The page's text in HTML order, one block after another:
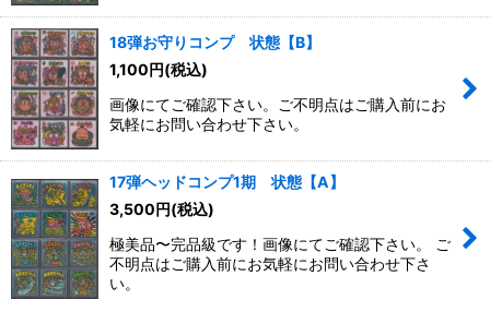
18弾お守りコンプ 状態【B】
1,100円(税込)
画像にてご確認下さい。ご不明点はご購入前にお
気軽にお問い合わせ下さい。
17弾ヘッドコンプ1期 状態【A】
3,500 円(税込)
極美品〜完品級です！画像にてご確認下さい。 ご
不明点はご購入前にお気軽にお問い合わせ下さ
い。